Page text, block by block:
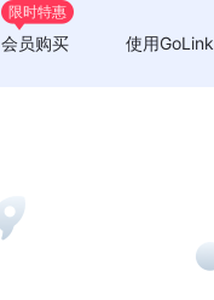
限时特惠
会员购买 使用GoLink